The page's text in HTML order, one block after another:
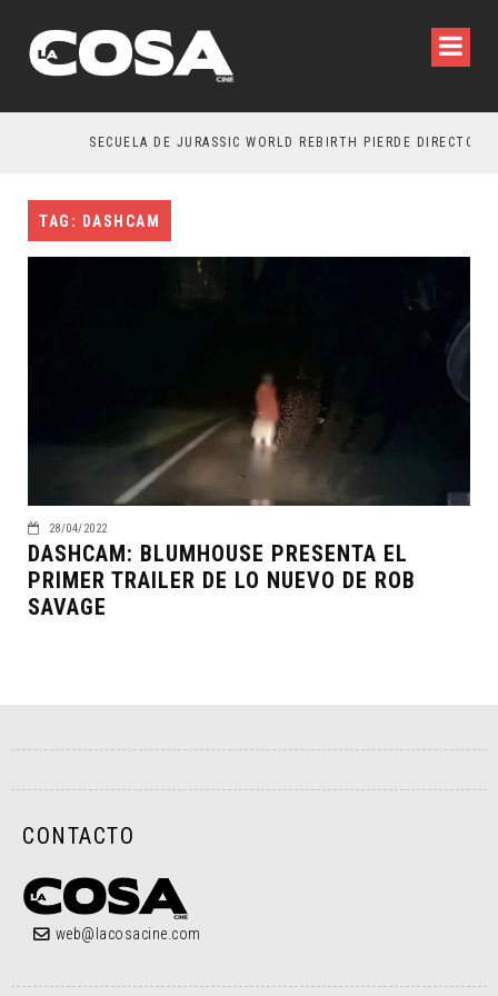
SECUELA DE JURASSIC WORLD REBIRTH PIERDE DIRECTOR
TAG: DASHCAM
28/04/2022
DASHCAM: BLUMHOUSE PRESENTA EL
PRIMER TRAILER DE LO NUEVO DE ROB
SAVAGE
CONTACTO
web@lacosacine.com